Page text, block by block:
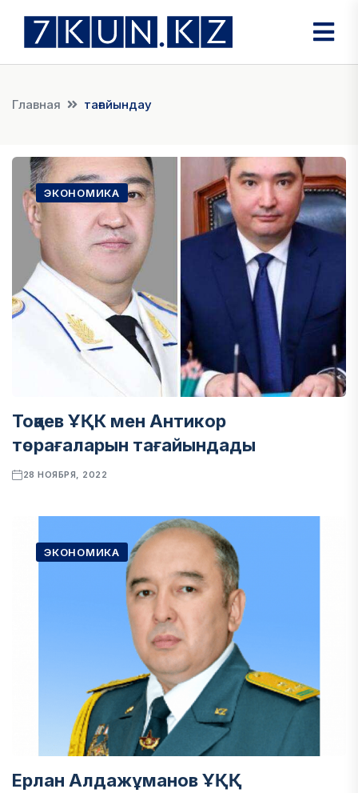
Главная тағайындау
ЭКОНОМИКА
Тоқаев ҰҚК мен Антикор
төрағаларын тағайындады
28 НОЯБРЯ, 2022
ЭКОНОМИКА
Ерлан Алдажұманов ҰҚҚ